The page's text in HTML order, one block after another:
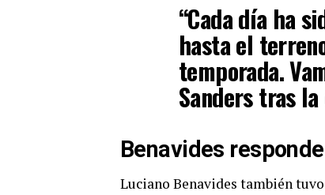
“Cada día ha
hasta el
temporada.
Sanders tras
Benavides
Luciano Benavides también